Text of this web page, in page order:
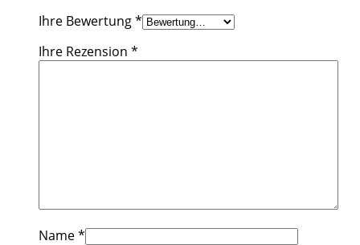
Ihre Bewertung*
Ihre Rezension *
Name*